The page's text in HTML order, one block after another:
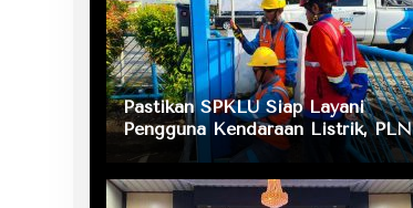
Pastikan SPKLU Siap Layani
Pengguna Kendaraan Listrik, PLN
ULP Nusa Indah Lakukan
Daya